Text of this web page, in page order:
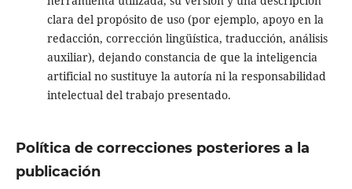
clara del propósito de uso (por ejemplo, apoyo en la
redacción, corrección lingüística, traducción, análisis
auxiliar), dejando constancia de que la inteligencia
artificial no sustituye la autoría ni la responsabilidad
intelectual del trabajo presentado.
Política de correcciones posteriores a la
publicación